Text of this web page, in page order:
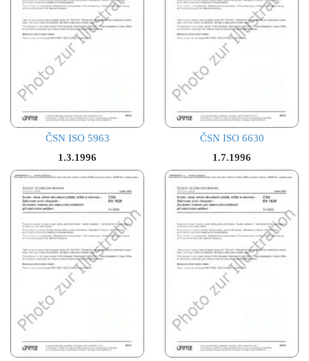
ČSN ISO 5963
1.3.1996
ČSN ISO 6630
1.7.1996